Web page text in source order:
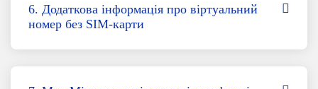
6. Додаткова інформація про віртуальний
номер без SIM-карти